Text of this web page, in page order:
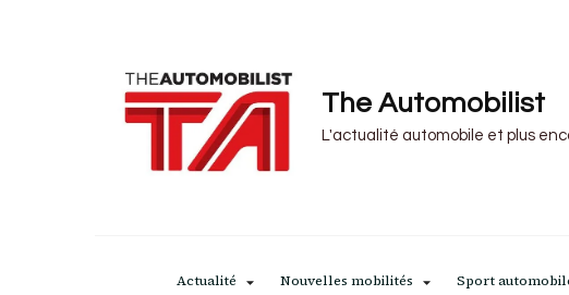
The Automobilist
L'actualité automobile et plus
Actualité Nouvelles mobilités Sport